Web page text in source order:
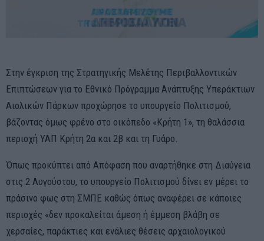
Στην έγκριση της Στρατηγικής Μελέτης Περιβαλλοντικών
Επιπτώσεων για το Εθνικό Πρόγραμμα Ανάπτυξης Υπεράκτιων
Αιολικών Πάρκων προχώρησε το υπουργείο Πολιτισμού,
βάζοντας όμως φρένο στο οικόπεδο «Κρήτη 1», τη θαλάσσια
περιοχή ΥΑΠ Κρήτη 2α και 2β και τη Γυάρο.
Όπως προκύπτει από Απόφαση που αναρτήθηκε στη Διαύγεια
στις 2 Αυγούστου, το υπουργείο Πολιτισμού δίνει εν μέρει το
πράσινο φως στη ΣΜΠΕ καθώς όπως αναφέρει σε κάποιες
περιοχές «δεν προκαλείται άμεση ή έμμεση βλάβη σε
χερσαίες, παράκτιες και ενάλιες θέσεις αρχαιολογικού